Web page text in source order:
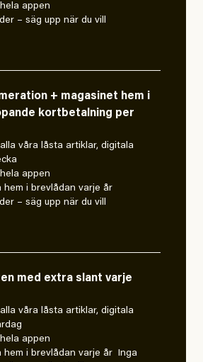
appen
– säg upp när du vill
+ magasinet hem i
kortbetalning per
våra låsta artiklar, digitala
appen
hem i brevlådan varje år
– säg upp när du vill
med extra slant varje
våra låsta artiklar, digitala
appen
hem i brevlådan varje år Inga